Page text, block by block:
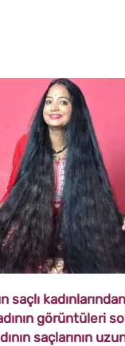
saçlı
görüntüleri
saçlarının